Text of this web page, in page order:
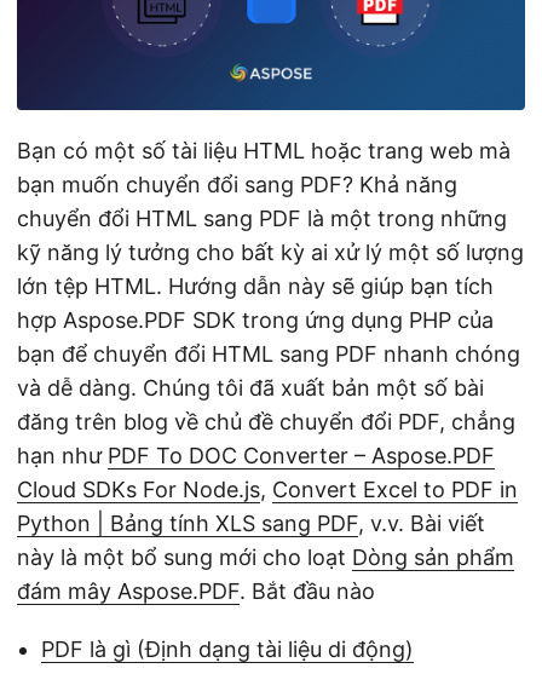
Bạn có một số tài liệu HTML hoặc trang web mà
bạn muốn chuyển đổi sang PDF? Khả năng
chuyển đổi HTML sang PDF là một trong những
kỹ năng lý tưởng cho bất kỳ ai xử lý một số lượng
lớn tệp HTML. Hướng dẫn này sẽ giúp bạn tích
hợp Aspose.PDF SDK trong ứng dụng PHP của
bạn để chuyển đổi HTML sang PDF nhanh chóng
và dễ dàng. Chúng tôi đã xuất bản một số bài
đăng trên blog về chủ đề chuyển đổi PDF, chẳng
hạn như PDF To DOC Converter – Aspose.PDF
Cloud SDKs For Node.js, Convert Excel to PDF in
Python | Bảng tính XLS sang PDF, v.v. Bài viết
này là một bổ sung mới cho loạt Dòng sản phẩm
đám mây Aspose.PDF. Bắt đầu nào
PDF là gì (Định dạng tài liệu di động)